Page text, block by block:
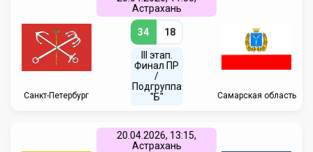
Санкт-Петербург
Астрахань
34 18
III этап.
Финал ПР
/
Подгруппа
"Б"
Самарская область
20.04.2026, 13:15,
Астрахань